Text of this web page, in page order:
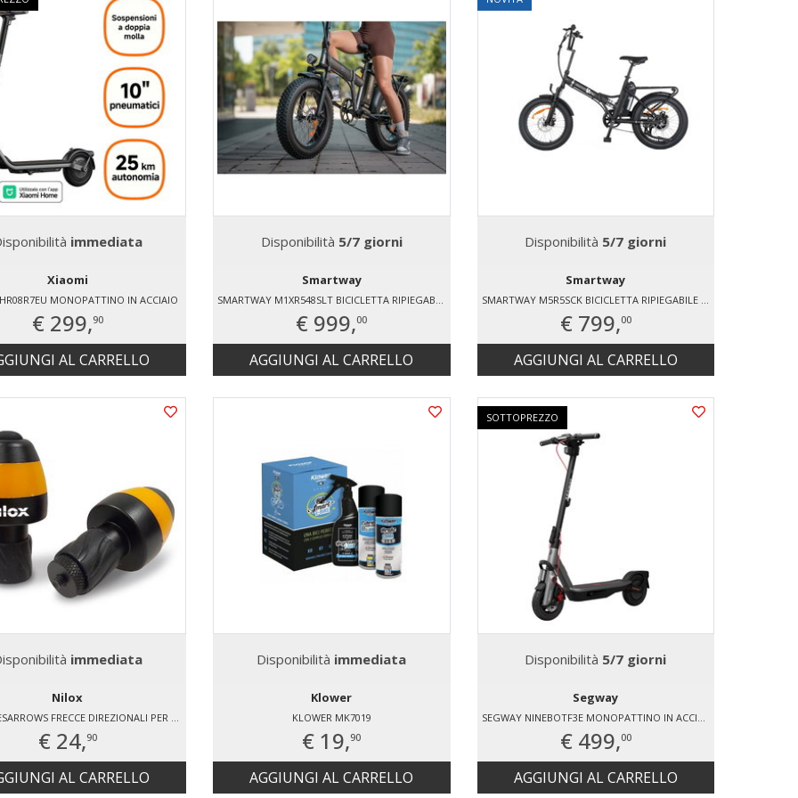
immediata
Xiaomi
MONOPATTINO IN ACCIAIO
€ 299,90
AL CARRELLO
Disponibilità 5/7 giorni
Smartway
€ 999,00
AGGIUNGI AL CARRELLO
Disponibilità 5/7 giorni
Smartway
€ 799,00
AGGIUNGI AL CARRELLO
immediata
Nilox
NILOX NXESARROWS FRECCE DIREZIONALI PER MONOPATTINI- E-BIKE - BIKE SI ACCENDONO E SPENGONO CON UN SEMPLICE TOCCO ALLE ESTREMITÀ SONO DOTATE DI UN TIMER INTERNO CHE LE SPEGNE AUTOMATICAMENTE DOPO 45 SECONDI CIRCA DALL’ATTIVAZIONE DURATA STIMATA DELLA BATTER
€ 24,90
AL CARRELLO
Disponibilità immediata
Klower
KLOWER MK7019
€ 19,90
AGGIUNGI AL CARRELLO
SOTTOPREZZO
Disponibilità 5/7 giorni
Segway
SEGWAY NINEBOTF3E MONOPATTINO IN ACCIAIO
€ 499,00
AGGIUNGI AL CARRELLO